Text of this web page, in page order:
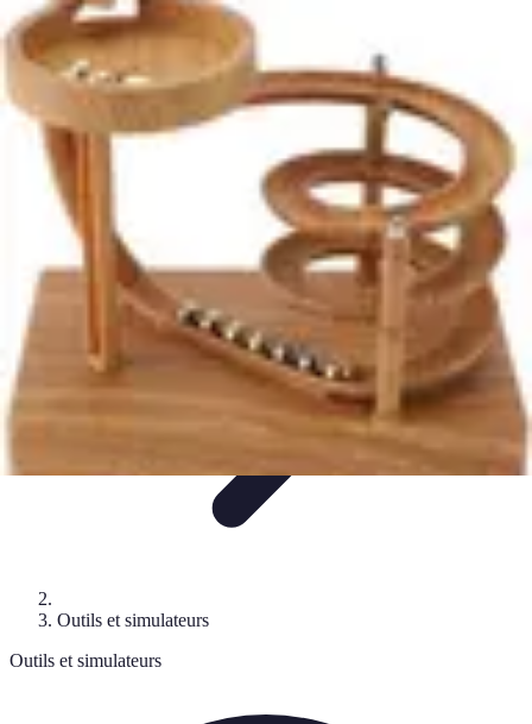
Calculez Votre Rachat
Outils et simulateursCalcul de Rachat
optimisation
Astuce et Conseils
Calculez Votre Rachat
Outils et simulateurs
Outils et simulateurs